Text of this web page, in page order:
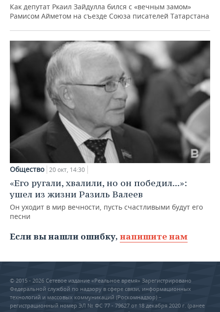
Как депутат Ркаил Зайдулла бился с «вечным замом»
Рамисом Айметом на съезде Союза писателей Татарстана
Общество 20 окт, 14:30
«Его ругали, хвалили, но он победил...»:
ушел из жизни Разиль Валеев
Он уходит в мир вечности, пусть счастливыми будут его
песни
Если вы нашли ошибку, напишите нам
© 2015 - 2026 Сетевое издание «Реальное время» Зарегистрировано
Федеральной службой по надзору в сфере связи, информационных
технологий и массовых коммуникаций (Роскомнадзор) –
регистрационный номер ЭЛ № ФС 77 - 79627 от 18 декабря 2020 г. (ранее